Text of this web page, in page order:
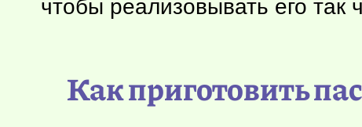
чтобы реализовывать его так
Как приготовить